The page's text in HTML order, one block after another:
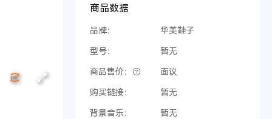
商品数据
品牌： 华美鞋子
型号： 暂无
商品售价： 面议
购买链接： 暂无
背景音乐： 暂无